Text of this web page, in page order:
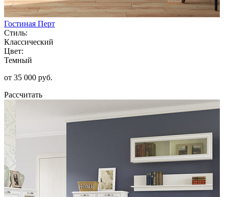
Гостиная Перт
Стиль:
Классический
Цвет:
Темный
от 35 000 руб.
Рассчитать